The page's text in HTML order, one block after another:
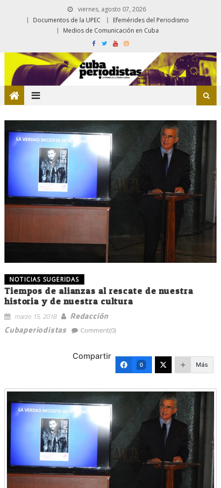
viernes, agosto 07, 2026
Documentos de la UPEC
Efemérides del Periodismo
Medios de Comunicación en Cuba
NOTICIAS SUGERIDAS
Tiempos de alianzas al rescate de nuestra
historia y de nuestra cultura
marzo 15, 2018
Redacción
Cubaperiodistas
Comment(0)
Compartir
0 Más